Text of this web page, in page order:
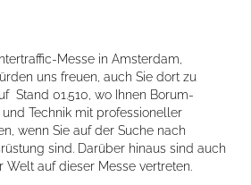
Messe in Amsterdam,
uns freuen, auch Sie dort zu
Stand 01.510, wo Ihnen Borum-
Technik mit professioneller
wenn Sie auf der Suche nach
sind. Darüber hinaus sind auch
Welt auf dieser Messe vertreten.